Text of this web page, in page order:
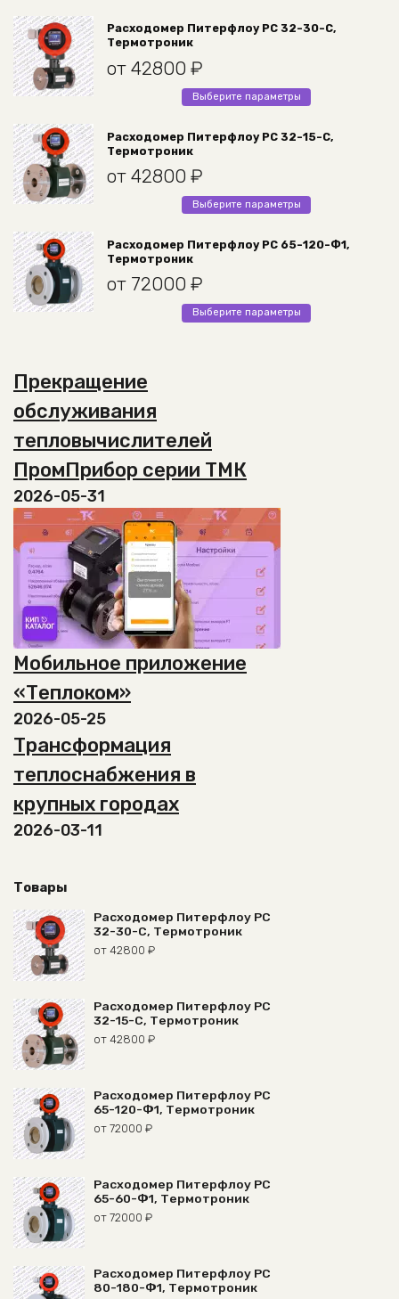
Расходомер Питерфлоу РС 32-30-С,
Термотроник
от 42800 ₽
Выберите параметры
Этот
имеет
можно
на
Расходомер Питерфлоу РС 32-15-С,
Термотроник
от 42800 ₽
Выберите параметры
Этот
имеет
можно
Расходомер Питерфлоу РС 65-120-Ф1,
Термотроник
от 72000 ₽
Выберите параметры
Этот
на
странице
Прекращение
обслуживания
тепловычислителей
ПромПрибор серии ТМК
2026-05-31
Мобильное приложение
«Теплоком»
2026-05-25
Трансформация
теплоснабжения в
крупных городах
2026-03-11
Товары
Расходомер Питерфлоу РС
32-30-С, Термотроник
от 42800 ₽
Расходомер Питерфлоу РС
32-15-С, Термотроник
от 42800 ₽
Расходомер Питерфлоу РС
65-120-Ф1, Термотроник
от 72000 ₽
Расходомер Питерфлоу РС
65-60-Ф1, Термотроник
от 72000 ₽
Расходомер Питерфлоу РС
80-180-Ф1, Термотроник